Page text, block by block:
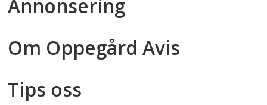
Annonsering
Om Oppegård Avis
Tips oss